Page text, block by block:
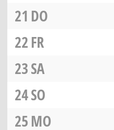
21 DO
22FR
23SA
24SO
25MO